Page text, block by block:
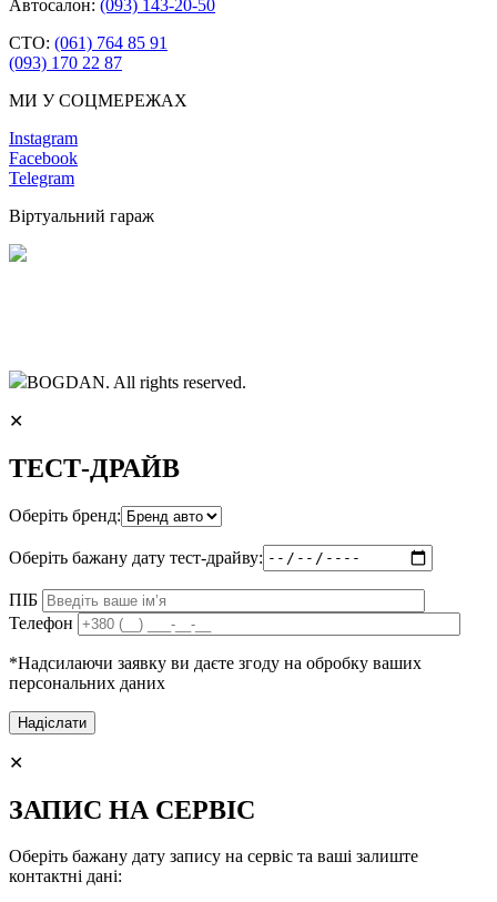
Автосалон: (093) 143-20-50
СТО: (061) 764 85 91
(093) 170 22 87
МИ У СОЦМЕРЕЖАХ
Instagram
Facebook
Telegram
Віртуальний гараж
BOGDAN. All rights reserved.
✕
ТЕСТ-ДРАЙВ
Оберіть бренд:
Оберіть бажану дату тест-драйву:
ПІБ
Телефон
*Надсилаючи заявку ви даєте згоду на обробку ваших
персональних даних
✕
ЗАПИС НА СЕРВІС
Оберіть бажану дату запису на сервіс та ваші залиште
контактні дані: